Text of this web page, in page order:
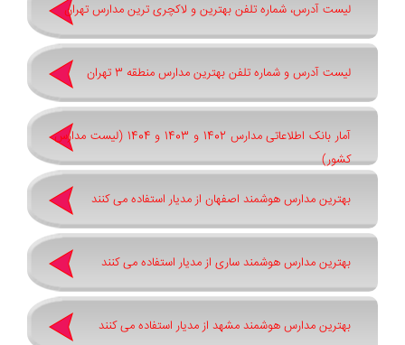
لیست آدرس، شماره تلفن بهترین و لاکچری ترین مدارس تهران
لیست آدرس و شماره تلفن بهترین مدارس منطقه 3 تهران
آمار بانک اطلاعاتی مدارس 1402 و 1403 و 1404 (لیست مدارس
کشور)
بهترین مدارس هوشمند اصفهان از مدیار استفاده می کنند
بهترین مدارس هوشمند ساری از مدیار استفاده می کنند
بهترین مدارس هوشمند مشهد از مدیار استفاده می کنند